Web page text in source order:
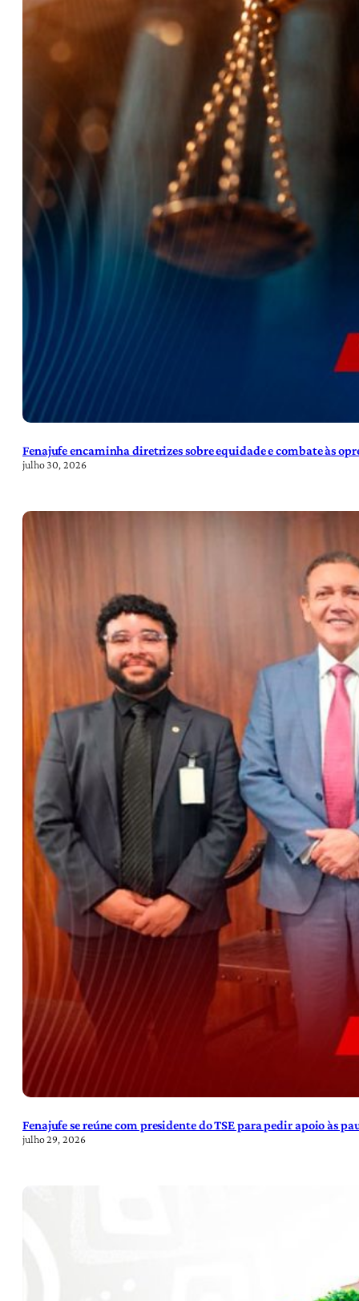
Fenajufe encaminha diretrizes sobre equidade e combate às
julho 30, 2026
Fenajufe se reúne com presidente do TSE para pedir apoio às
julho 29, 2026